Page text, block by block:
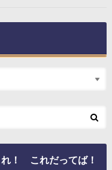
！ これだってば！